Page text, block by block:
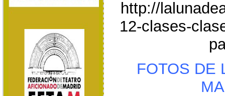
http://
12-clases-
FOTOS DE